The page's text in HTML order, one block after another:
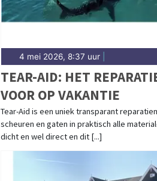
4 mei 2026, 8:37 uur|
TEAR-AID: HET
VOOR OP VAKANTIE
Tear-Aid is een uniek transparant
scheuren en gaten in praktisch alle
dicht en wel direct en dit [...]